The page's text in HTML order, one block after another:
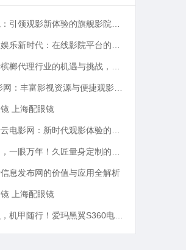
上海配眼镜
息发布网的价值与应用全解析
上海配眼镜